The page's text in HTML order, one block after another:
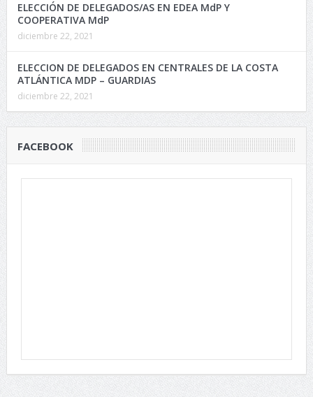
ELECCIÓN DE DELEGADOS/AS EN EDEA MdP Y
COOPERATIVA MdP
diciembre 22, 2021
ELECCION DE DELEGADOS EN CENTRALES DE LA COSTA
ATLÁNTICA MDP – GUARDIAS
diciembre 22, 2021
FACEBOOK